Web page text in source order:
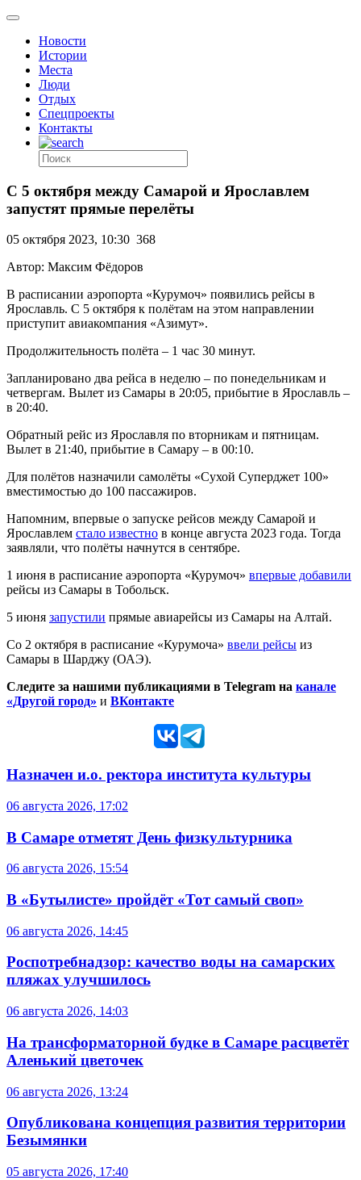
Новости
Истории
Места
Люди
Отдых
Спецпроекты
Контакты
С 5 октября между Самарой и Ярославлем
запустят прямые перелёты
05 октября 2023, 10:30 368
Автор: Максим Фёдоров
В расписании аэропорта «Курумоч» появились рейсы в
Ярославль. С 5 октября к полётам на этом направлении
приступит авиакомпания «Азимут».
Продолжительность полёта – 1 час 30 минут.
Запланировано два рейса в неделю – по понедельникам и
четвергам. Вылет из Самары в 20:05, прибытие в Ярославль –
в 20:40.
Обратный рейс из Ярославля по вторникам и пятницам.
Вылет в 21:40, прибытие в Самару – в 00:10.
Для полётов назначили самолёты «Сухой Суперджет 100»
вместимостью до 100 пассажиров.
Напомним, впервые о запуске рейсов между Самарой и
Ярославлем стало известно в конце августа 2023 года. Тогда
заявляли, что полёты начнутся в сентябре.
1 июня в расписание аэропорта «Курумоч» впервые добавили
рейсы из Самары в Тобольск.
5 июня запустили прямые авиарейсы из Самары на Алтай.
Со 2 октября в расписание «Курумоча» ввели рейсы из
Самары в Шарджу (ОАЭ).
Следите за нашими публикациями в Telegram на канале
«Другой город» и ВКонтакте
Назначен и.о. ректора института культуры
06 августа 2026, 17:02
В Самаре отметят День физкультурника
06 августа 2026, 15:54
В «Бутылисте» пройдёт «Тот самый своп»
06 августа 2026, 14:45
Роспотребнадзор: качество воды на самарских
пляжах улучшилось
06 августа 2026, 14:03
На трансформаторной будке в Самаре расцветёт
Аленький цветочек
06 августа 2026, 13:24
Опубликована концепция развития территории
Безымянки
05 августа 2026, 17:40